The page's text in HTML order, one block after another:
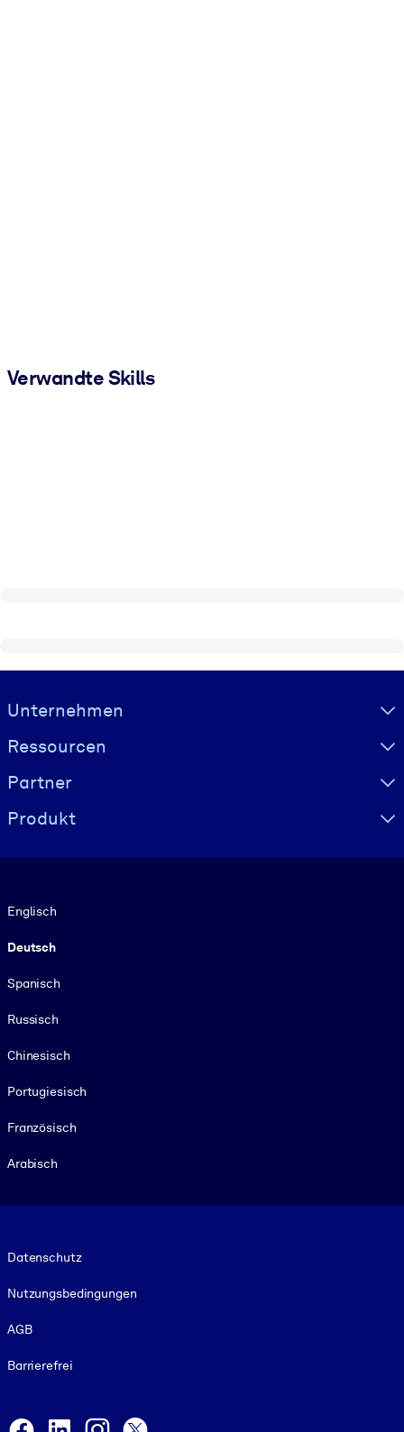
Verwandte Skills
Visually hidden Text
Unternehmen
Ressourcen
Partner
Produkt
Englisch
Deutsch
Spanisch
Russisch
Chinesisch
Portugiesisch
Französisch
Arabisch
Datenschutz
Nutzungsbedingungen
AGB
Barrierefrei